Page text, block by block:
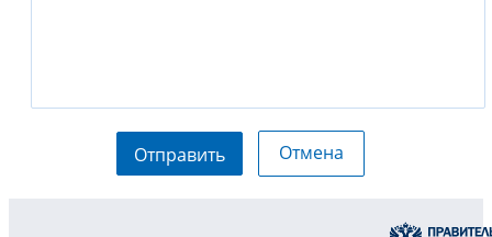
Отправить Отмена